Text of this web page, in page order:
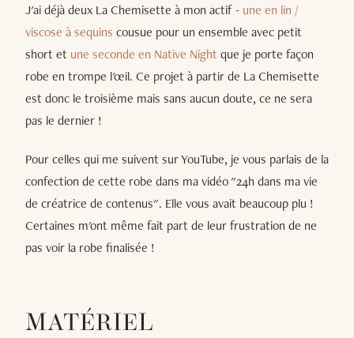
J'ai déjà deux La Chemisette à mon actif - une en lin /
viscose à sequins cousue pour un ensemble avec petit
short et une seconde en Native Night que je porte façon
robe en trompe l'œil. Ce projet à partir de La Chemisette
est donc le troisième mais sans aucun doute, ce ne sera
pas le dernier !
Pour celles qui me suivent sur YouTube, je vous parlais de la
confection de cette robe dans ma vidéo "24h dans ma vie
de créatrice de contenus". Elle vous avait beaucoup plu !
Certaines m'ont même fait part de leur frustration de ne
pas voir la robe finalisée !
MATÉRIEL